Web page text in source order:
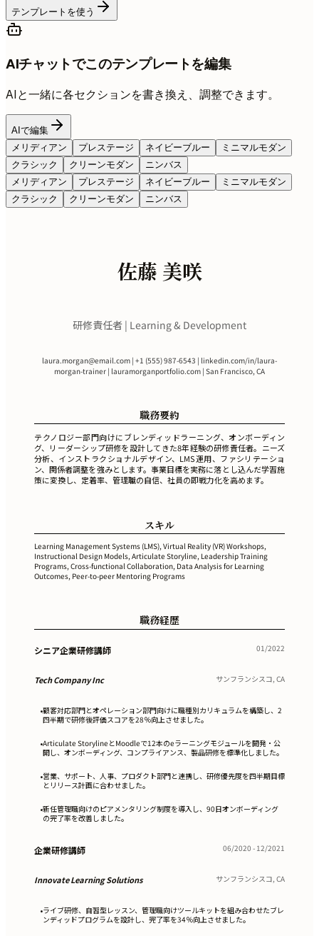
テンプレートを使う
AIチャットでこのテンプレートを編集
AIと一緒に各セクションを書き換え、調整できます。
AIで編集
メリディアン
プレステージ ネイビーブルー
ミニマルモダン
クラシック
クリーンモダン
ニンバス
メリディアン
プレステージ ネイビーブルー
ミニマルモダン
クラシック
クリーンモダン ニンバス
佐藤 美咲
研修責任者 | Learning & Development
laura.morgan@email.com | +1 (555) 987-6543 | linkedin.com/in/laura-
morgan-trainer | lauramorganportfolio.com | San Francisco, CA
職務要約
テクノロジー部門向けにブレンディッドラーニング、オンボーディン
グ、リーダーシップ研修を設計してきた8年経験の研修責任者。ニーズ
分析、インストラクショナルデザイン、LMS運用、ファシリテーショ
ン、関係者調整を強みとします。事業目標を実務に落とし込んだ学習施
策に変換し、定着率、管理職の自信、社員の即戦力化を高めます。
スキル
Learning Management Systems (LMS), Virtual Reality (VR) Workshops,
Instructional Design Models, Articulate Storyline, Leadership Training
Programs, Cross-functional Collaboration, Data Analysis for Learning
Outcomes, Peer-to-peer Mentoring Programs
職務経歴
シニア企業研修講師 01/2022
Tech Company Inc サンフランシスコ, CA
•顧客対応部門とオペレーション部門向けに職種別カリキュラムを構築し、2
四半期で研修後評価スコアを28％向上させました。
•Articulate StorylineとMoodleで12本のeラーニングモジュールを開発・公
開し、オンボーディング、コンプライアンス、製品研修を標準化しました。
•営業、サポート、人事、プロダクト部門と連携し、研修優先度を四半期目標
とリリース計画に合わせました。
•新任管理職向けのピアメンタリング制度を導入し、90日オンボーディング
の完了率を改善しました。
企業研修講師 06/2020 - 12/2021
Innovate Learning Solutions サンフランシスコ, CA
•ライブ研修、自習型レッスン、管理職向けツールキットを組み合わせたブレ
ンディッドプログラムを設計し、完了率を34％向上させました。